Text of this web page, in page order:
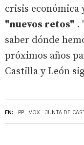
EN: PP VOX JUNTA DE
crisis económica
"nuevos retos" .
saber dónde
próximos años
Castilla y León